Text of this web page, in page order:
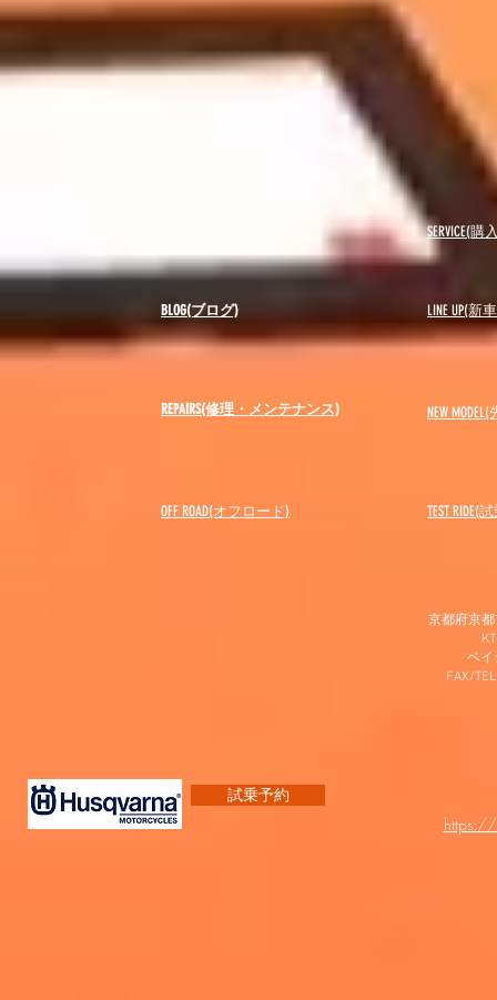
BLOG(ブログ)
SERVICE(
LINE UP(新
REPAIRS(修理・メンテナンス) NEW MODEL(
OFF ROAD(オフロード) ​TEST RIDE(
京都府京
ベイ
FAX/
試乗予約
https://